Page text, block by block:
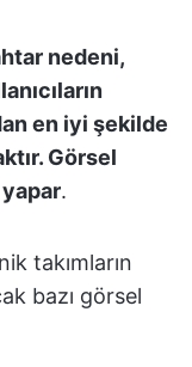
nedeni,
en iyi şekilde
Görsel
yapar.
takımların
bazı görsel